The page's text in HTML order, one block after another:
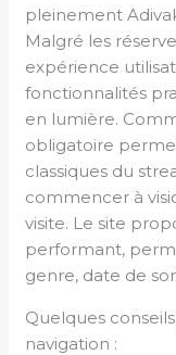
pleinement
Malgré les
expérience
fonctionnalités
en lumière.
obligatoire
classiques du
commencer à
visite. Le site
performant,
genre, date de
Quelques
navigation :